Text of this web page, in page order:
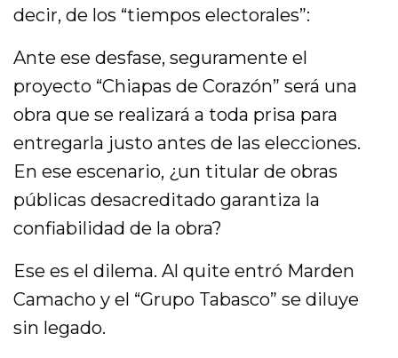
decir, de los “tiempos electorales”:
Ante ese desfase, seguramente el
proyecto “Chiapas de Corazón” será una
obra que se realizará a toda prisa para
entregarla justo antes de las elecciones.
En ese escenario, ¿un titular de obras
públicas desacreditado garantiza la
confiabilidad de la obra?
Ese es el dilema. Al quite entró Marden
Camacho y el “Grupo Tabasco” se diluye
sin legado.